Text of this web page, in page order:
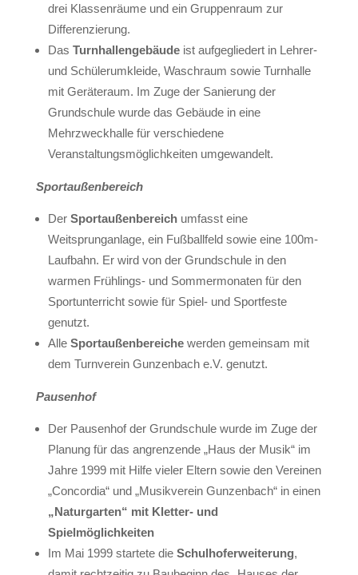
drei Klassenräume und ein Gruppenraum zur
Differenzierung.
Das Turnhallengebäudeist aufgegliedert in Lehrer-
und Schülerumkleide, Waschraum sowie Turnhalle
mit Geräteraum. Im Zuge der Sanierung der
Grundschule wurde das Gebäude in eine
Mehrzweckhalle für verschiedene
Veranstaltungsmöglichkeiten umgewandelt.
Sportaußenbereich
Der Sportaußenbereichumfasst eine
Weitsprunganlage, ein Fußballfeld sowie eine 100m-
Laufbahn. Er wird von der Grundschule in den
warmen Frühlings- und Sommermonaten für den
Sportunterricht sowie für Spiel- und Sportfeste
genutzt.
Alle Sportaußenbereichewerden gemeinsam mit
dem Turnverein Gunzenbach e.V. genutzt.
Pausenhof
Der Pausenhof der Grundschule wurde im Zuge der
Planung für das angrenzende „Haus der Musik“ im
Jahre 1999 mit Hilfe vieler Eltern sowie den Vereinen
„Concordia“ und „Musikverein Gunzenbach“ in einen
„Naturgarten“ mit Kletter- und
Spielmöglichkeiten
Im Mai 1999 startete die Schulhoferweiterung,